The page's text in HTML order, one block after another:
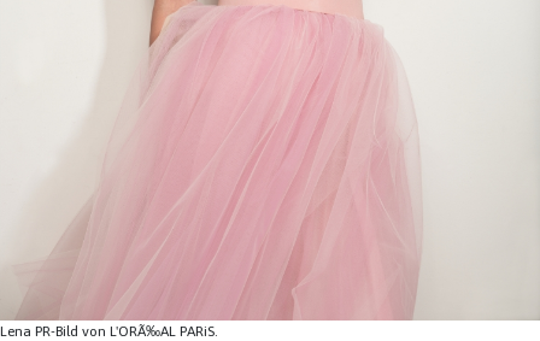
Lena PR-Bild von L'ORÃ‰AL PARiS.